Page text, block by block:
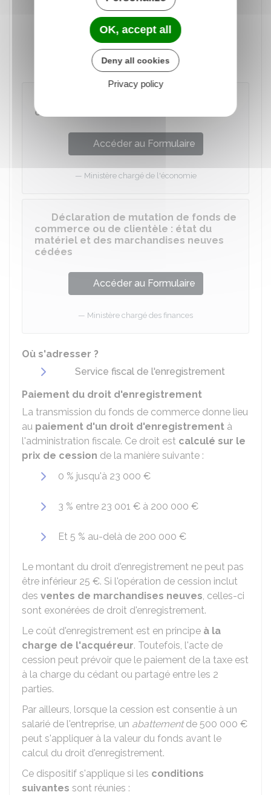
en 3 exemplaires
Règlement des droits
d'enregistrement(en espèces jusqu'à
, par chèque ou par virement)
commerce ou de clientèle
Accéder au Formulaire
Ministère chargé de l'économie
Déclaration de mutation de fonds de
commerce ou de clientèle : état du
matériel et des marchandises neuves
cédées
Accéder au Formulaire
Ministère chargé des finances
Où s'adresser ?
Service fiscal de l'enregistrement
Paiement du droit d'enregistrement
La transmission du fonds de commerce donne lieu
au paiement d'un droit d'enregistrement à
l'administration fiscale. Ce droit est calculé sur le
prix de cession de la manière suivante :
0 % jusqu'à 23 000 €
3 % entre 23 001 € à 200 000 €
Et 5 % au-delà de 200 000 €
Le montant du droit d'enregistrement ne peut pas
être inférieur 25 €. Si l'opération de cession inclut
des ventes de marchandises neuves, celles-ci
sont exonérées de droit d'enregistrement.
Le coût d'enregistrement est en principe à la
charge de l'acquéreur. Toutefois, l'acte de
cession peut prévoir que le paiement de la taxe est
à la charge du cédant ou partagé entre les 2
parties.
Par ailleurs, lorsque la cession est consentie à un
salarié de l'entreprise, un abattementde 500 000 €
peut s'appliquer à la valeur du fonds avant le
calcul du droit d'enregistrement.
Ce dispositif s'applique si les conditions
suivantes sont réunies :
OK, accept all
Deny all cookies
Privacy policy